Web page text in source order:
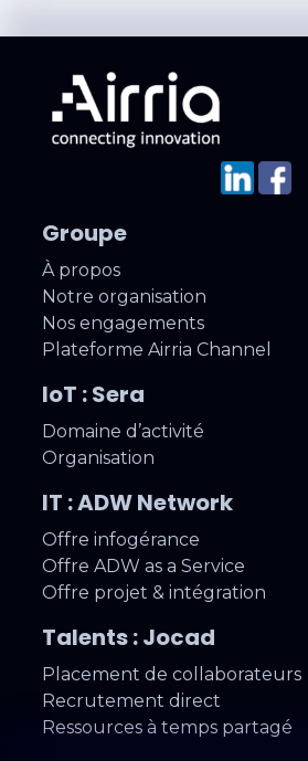
Groupe
À propos
Notre organisation
Nos engagements
Plateforme Airria Channel
IoT : Sera
Domaine d’activité
Organisation
IT : ADW Network
Offre infogérance
Offre ADW as a Service
Offre projet & intégration
Talents : Jocad
Placement de collaborateurs
Recrutement direct
Ressources à temps partagé